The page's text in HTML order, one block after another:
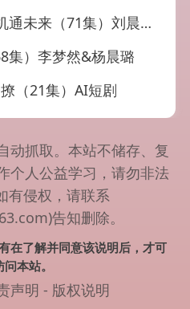
（71集）刘晨宇&尹司思
集）李梦然&杨晨璐
（21集）AI短剧
动抓取。本站不储存、复
个人公益学习，请勿非法
有侵权，请联系
告知删除。
在了解并同意该说明后，才可
本站。
声明 - 版权说明